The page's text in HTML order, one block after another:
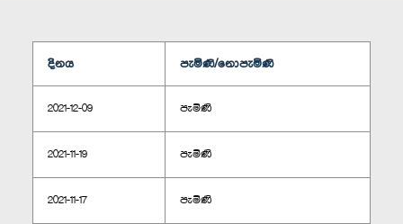
දිනය පැමිණි/නොපැමිණි
2021-12-09 පැමිණි
2021-11-19 පැමිණි
2021-11-17 පැමිණි